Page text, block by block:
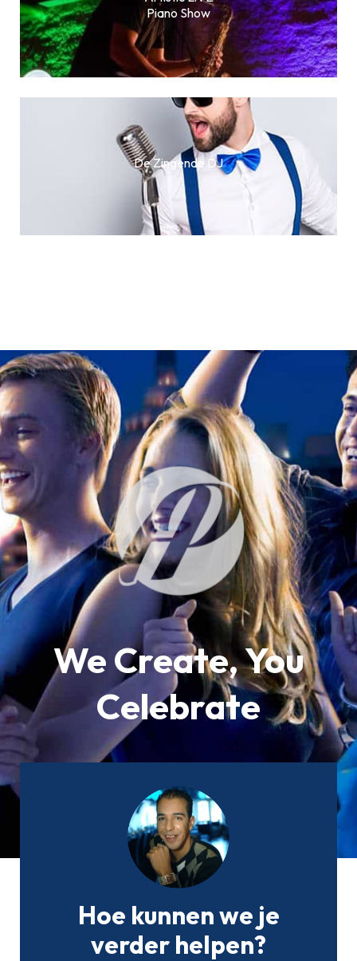
Piano Show
De Zingende DJ
We Create, You
Celebrate
Hoe kunnen we je
verder helpen?